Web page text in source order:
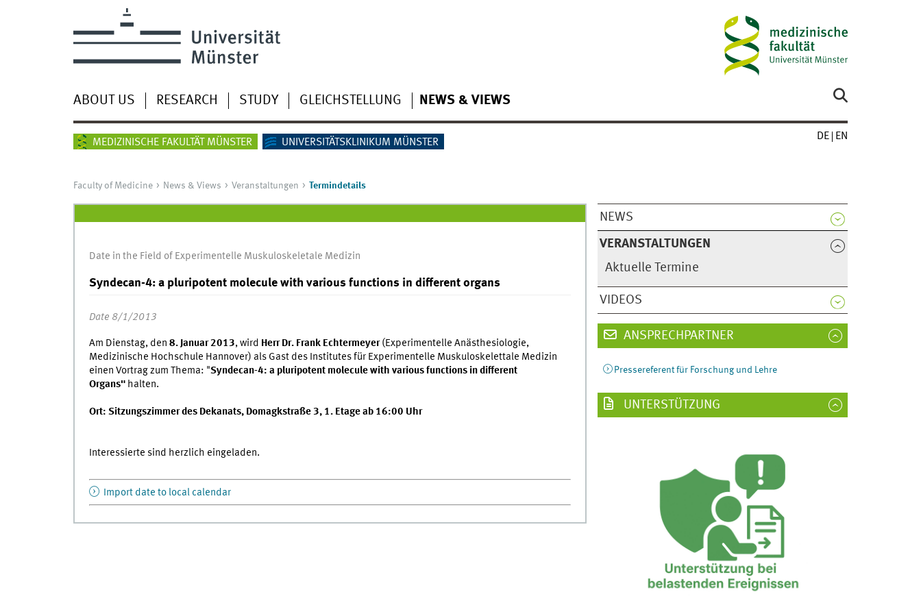
ABOUT US RESEARCH STUDY GLEICHSTELLUNG NEWS & VIEWS
MEDIZINISCHE FAKULTÄT MÜNSTER UNIVERSITÄTSKLINIKUM MÜNSTER
DE EN
Faculty of Medicine News & Views Veranstaltungen Termindetails
NEWS
VERANSTALTUNGEN
Aktuelle Termine
VIDEOS
Date in the Field of Experimentelle Muskuloskeletale Medizin
Syndecan-4: a pluripotent molecule with various functions in different organs
Date 8/1/2013
Am Dienstag, den 8. Januar 2013, wird Herr Dr. Frank Echtermeyer(Experimentelle Anästhesiologie,
Medizinische Hochschule Hannover) als Gast des Institutes für Experimentelle Muskuloskelettale Medizin
einen Vortrag zum Thema: "Syndecan-4: a pluripotent molecule with various functions in different
Organs" halten.
Ort: Sitzungszimmer des Dekanats, Domagkstraße 3, 1. Etage ab 16:00 Uhr
Interessierte sind herzlich eingeladen.
Import date to local calendar
ANSPRECHPARTNER
Pressereferent für Forschung und Lehre
UNTERSTÜTZUNG